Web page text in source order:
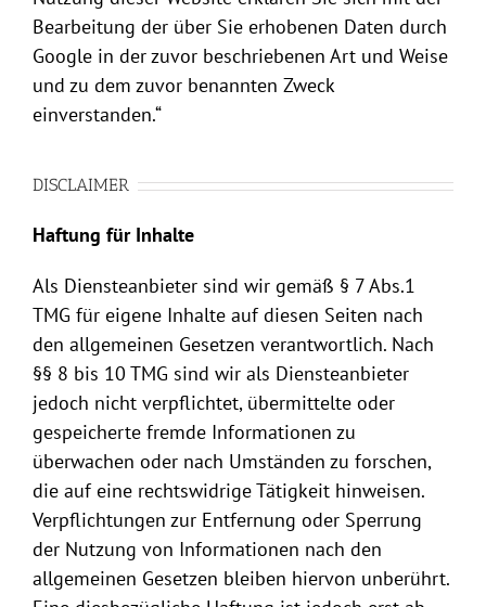
Bearbeitung der über Sie erhobenen Daten durch
Google in der zuvor beschriebenen Art und Weise
und zu dem zuvor benannten Zweck
einverstanden.“
DISCLAIMER
Haftung für Inhalte
Als Diensteanbieter sind wir gemäß § 7 Abs.1
TMG für eigene Inhalte auf diesen Seiten nach
den allgemeinen Gesetzen verantwortlich. Nach
§§ 8 bis 10 TMG sind wir als Diensteanbieter
jedoch nicht verpflichtet, übermittelte oder
gespeicherte fremde Informationen zu
überwachen oder nach Umständen zu forschen,
die auf eine rechtswidrige Tätigkeit hinweisen.
Verpflichtungen zur Entfernung oder Sperrung
der Nutzung von Informationen nach den
allgemeinen Gesetzen bleiben hiervon unberührt.